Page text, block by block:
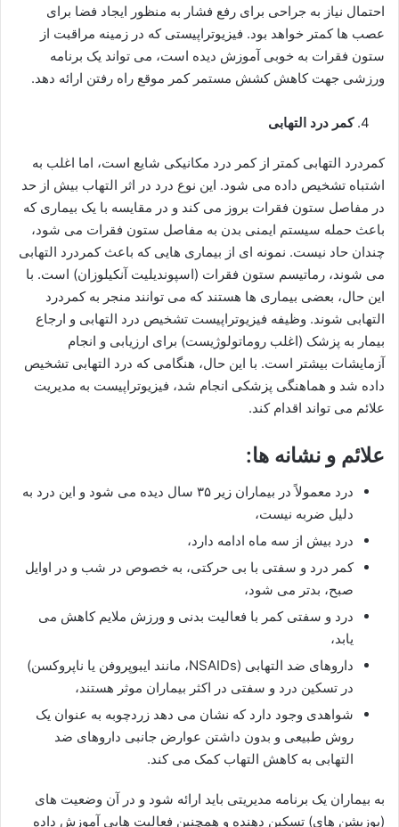
احتمال نیاز به جراحی برای رفع فشار به منظور ایجاد فضا برای
عصب ها کمتر خواهد بود. فیزیوتراپیستی که در زمینه مراقبت از
ستون فقرات به خوبی آموزش دیده است، می تواند یک برنامه
ورزشی جهت کاهش کشش مستمر کمر موقع راه رفتن ارائه دهد.
کمر درد التهابی
کمردرد التهابی کمتر از کمر درد مکانیکی شایع است، اما اغلب به
اشتباه تشخیص داده می شود. این نوع درد در اثر التهاب بیش از حد
در مفاصل ستون فقرات بروز می کند و در مقایسه با یک بیماری که
باعث حمله سیستم ایمنی بدن به مفاصل ستون فقرات می شود،
چندان حاد نیست. نمونه ای از بیماری هایی که باعث کمردرد التهابی
می شوند، رماتیسم ستون فقرات (اسپوندیلیت آنکیلوزان) است. با
این حال، بعضی بیماری ها هستند که می توانند منجر به کمردرد
التهابی شوند. وظیفه فیزیوتراپیست تشخیص درد التهابی و ارجاع
بیمار به پزشک (اغلب روماتولوژیست) برای ارزیابی و انجام
آزمایشات بیشتر است. با این حال، هنگامی که درد التهابی تشخیص
داده شد و هماهنگی پزشکی انجام شد، فیزیوتراپیست به مدیریت
علائم می تواند اقدام کند.
علائم و نشانه ها:
درد معمولاً در بیماران زیر ۳۵ سال دیده می شود و این درد به
دلیل ضربه نیست،
درد بیش از سه ماه ادامه دارد،
کمر درد و سفتی با بی حرکتی، به خصوص در شب و در اوایل
صبح، بدتر می شود،
درد و سفتی کمر با فعالیت بدنی و ورزش ملایم کاهش می
یابد،
داروهای ضد التهابی (NSAIDs، مانند ایبوپروفن یا ناپروکسن)
در تسکین درد و سفتی در اکثر بیماران موثر هستند،
شواهدی وجود دارد که نشان می دهد زردچوبه به عنوان یک
روش طبیعی و بدون داشتن عوارض جانبی داروهای ضد
التهابی به کاهش التهاب کمک می کند.
به بیماران یک برنامه مدیریتی باید ارائه شود و در آن وضعیت های
(پوزیشن های) تسکین دهنده و همچنین فعالیت هایی آموزش داده